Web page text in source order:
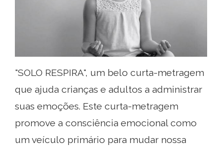
"SOLO RESPIRA", um belo curta-metragem
que ajuda crianças e adultos a administrar
suas emoções. Este curta-metragem
promove a consciência emocional como
um veículo primário para mudar nossa